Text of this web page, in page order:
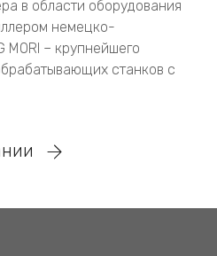
в области оборудования
немецко-
MORI – крупнейшего
станков с